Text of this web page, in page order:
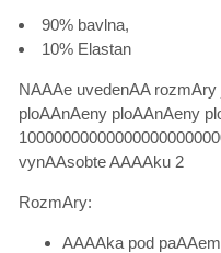
90% bavlna,
10% Elastan
NAAAe uvedenAA
ploAAnAeny ploAAnAeny
vynAAsobte AAAAku 2
RozmAry:
AAAAka pod